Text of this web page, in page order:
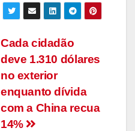
Cada cidadão
deve 1.310 dólares
no exterior
enquanto dívida
com a China recua
14%